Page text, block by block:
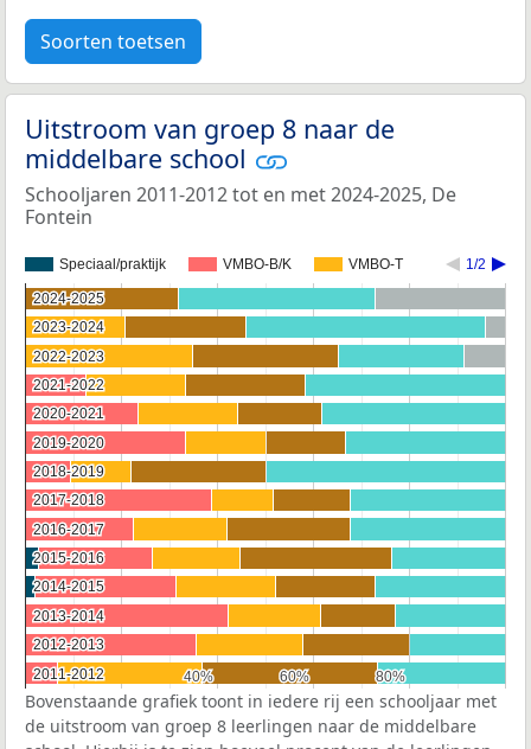
Soorten toetsen
Uitstroom van groep 8 naar de
middelbare school
Schooljaren 2011-2012 tot en met 2024-2025, De
Fontein
Speciaal/praktijk VMBO-B/K VMBO-T 1/2
40%
40% 60%
60% 80%
80%
2024-2025
2024-2025
2023-2024
2023-2024
2022-2023
2022-2023
2021-2022
2021-2022
2020-2021
2020-2021
2019-2020
2019-2020
2018-2019
2018-2019
2017-2018
2017-2018
2016-2017
2016-2017
2015-2016
2015-2016
2014-2015
2014-2015
2013-2014
2013-2014
2012-2013
2012-2013
2011-2012
2011-2012
Bovenstaande grafiek toont in iedere rij een schooljaar met
de uitstroom van groep 8 leerlingen naar de middelbare